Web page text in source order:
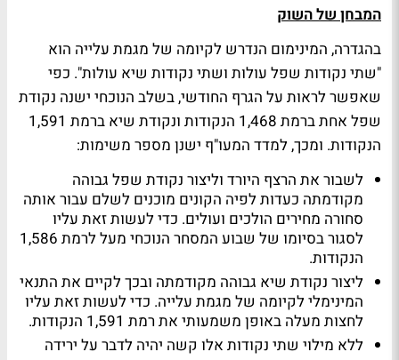
המבחן של השוק
בהגדרה, המינימום הנדרש לקיומה של מגמת עלייה הוא
"שתי נקודות שפל עולות ושתי נקודות שיא עולות". כפי
שאפשר לראות על הגרף החודשי, בשלב הנוכחי ישנה נקודת
שפל אחת ברמת 1,468 הנקודות ונקודת שיא ברמת 1,591
הנקודות. ומכך, למדד המעו"ף ישנן מספר משימות:
לשבור את הרצף היורד וליצור נקודת שפל גבוהה
מקודמתה כעדות לפיה הקונים מוכנים לשלם עבור אותה
סחורה מחירים הולכים ועולים. כדי לעשות זאת עליו
לסגור בסיומו של שבוע המסחר הנוכחי מעל לרמת 1,586
הנקודות.
ליצור נקודת שיא גבוהה מקודמתה ובכך לקיים את התנאי
המינימלי לקיומה של מגמת עלייה. כדי לעשות זאת עליו
לחצות מעלה באופן משמעותי את רמת 1,591 הנקודות.
ללא מילוי שתי נקודות אלו קשה יהיה לדבר על ירידה